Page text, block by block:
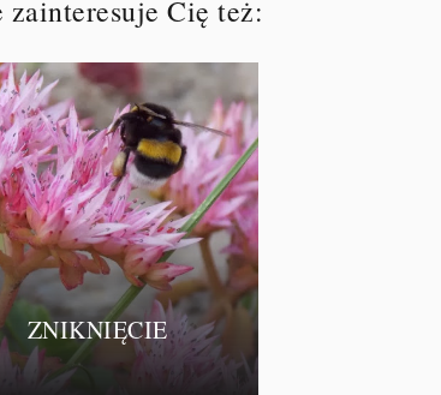
zainteresuje Cię też:
ZNIKNIĘCIE